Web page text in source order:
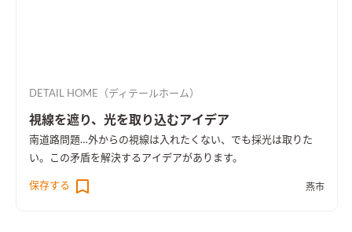
DETAIL HOME（ディテールホーム）
視線を遮り、光を取り込むアイデア
南道路問題…外からの視線は入れたくない、でも採光は取りた
い。この矛盾を解決するアイデアがあります。
保存する 燕市